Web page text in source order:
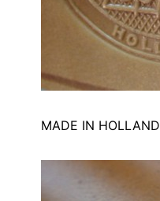
MADE IN HOLLAND